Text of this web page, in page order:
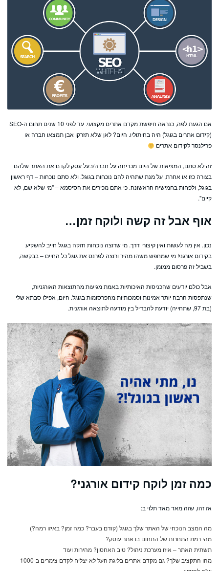
אם הגעת לפה, כנראה חיפשת מקדם אתרים מקצועי. עד לפני 10 שנים תחום ה-SEO
(קידום אתרים בגוגל) היה בחיתוליו. היום? לאן שלא תזרקו אבן תמצאו חברה או
פרילנסר לקידום אתרים
זה לא סתם, המציאות של היום מכריחה על חברה/בעל עסק לקדם את האתר שלהם
בצורה כזו או אחרת, על מנת שתהיה להם נוכחות בגוגל. ולא סתם נוכחות – דף ראשון
בגוגל, ולפחות בחמישיה הראשונה. כי אתם מכירים את הסיסמא – "מי שלא שם, לא
קיים".
אוף אבל זה קשה ולוקח זמן…
נכון. אין מה לעשות ואין קיצורי דרך. מי שרוצה נוכחות חזקה בגוגל חייב להשקיע
בקידום אורגני! מי שמחפש משהו מהיר ורוצה לפרנס את גוגל כל החיים – בבקשה,
בשביל זה פרסום ממומן.
אבל כולם יודעים שהכניסות האיכותיות באמת מגיעות מהתוצאות האורגניות,
שנתפסות הרבה יותר אמינות וסמכותיות מהפרסומות בגוגל. היום, אפילו סבתא שלי
(בת 97, שתחייה) יודעת להבדיל בין מודעה לתוצאה אורגנית.
כמה זמן לוקח קידום אורגני?
אז זהו, שזה מאד מאד תלוי ב:
מה המצב הנוכחי של האתר שלך בגוגל (קודם בעבר? כמה זמן? באיזו רמה?)
מהי רמת התחרות של התחום בו אתר עוסק?
תשתית האתר – איזו מערכת ניהול? טיב האחסון? מהירות ועוד
מהו התקציב שלך? גם מקדם אתרים בליגת העל לא יצליח לקדם צימרים ב-1000